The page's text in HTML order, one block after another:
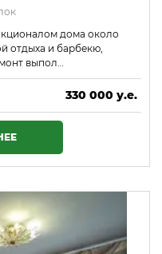
дома около
отдыха и барбекю,
выпол…
330 000 у.е.
14 190 000 ₴